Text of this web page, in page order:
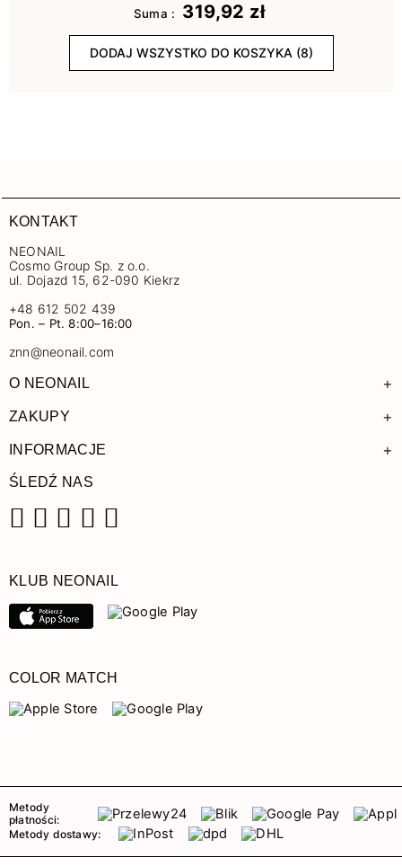
Suma : 319,92 zł
DODAJ WSZYSTKO DO KOSZYKA (8)
KONTAKT
NEONAIL
Cosmo Group Sp. z o.o.
ul. Dojazd 15, 62-090 Kiekrz
+48 612 502 439
Pon. – Pt. 8:00–16:00
znn@neonail.com
O NEONAIL +
ZAKUPY +
INFORMACJE +
ŚLEDŹ NAS
KLUB NEONAIL
COLOR MATCH
Metody
płatności:
Metody dostawy: